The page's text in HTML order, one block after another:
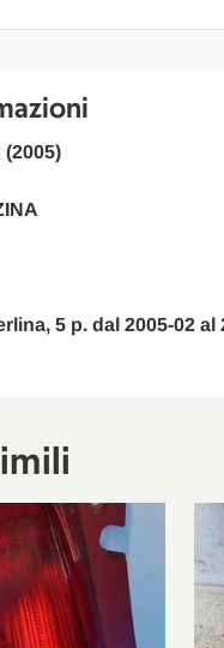
(2005)
5 p. dal 2005-02